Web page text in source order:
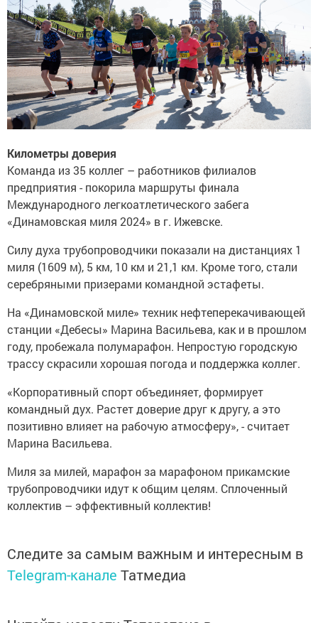
Километры доверия
Команда из 35 коллег – работников филиалов
предприятия - покорила маршруты финала
Международного легкоатлетического забега
«Динамовская миля 2024» в г. Ижевске.
Силу духа трубопроводчики показали на дистанциях 1
миля (1609 м), 5 км, 10 км и 21,1 км. Кроме того, стали
серебряными призерами командной эстафеты.
На «Динамовской миле» техник нефтеперекачивающей
станции «Дебесы» Марина Васильева, как и в прошлом
году, пробежала полумарафон. Непростую городскую
трассу скрасили хорошая погода и поддержка коллег.
«Корпоративный спорт объединяет, формирует
командный дух. Растет доверие друг к другу, а это
позитивно влияет на рабочую атмосферу», - считает
Марина Васильева.
Миля за милей, марафон за марафоном прикамские
трубопроводчики идут к общим целям. Сплоченный
коллектив – эффективный коллектив!
Следите за самым важным и интересным в
Telegram-канале Татмедиа